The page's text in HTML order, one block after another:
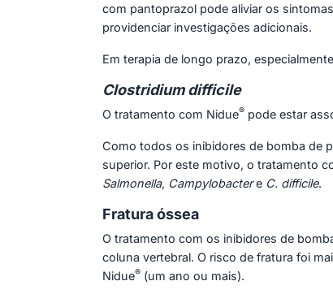
com pantoprazol pode aliviar os
providenciar investigações adicionais.
Em terapia de longo prazo,
Clostridium difficile
O tratamento com Nidue® pode estar
Como todos os inibidores de bomba de
superior. Por este motivo, o tratamento
Salmonella, Campylobactere C. difficile.
Fratura óssea
O tratamento com os inibidores de
coluna vertebral. O risco de fratura foi
Nidue® (um ano ou mais).